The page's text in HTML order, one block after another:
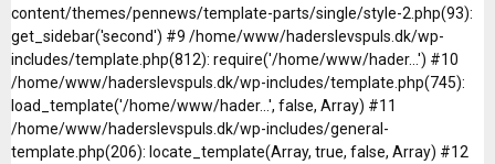
content/themes/pennews/template-parts/single/style-2.php(93):
get_sidebar('second') #9 /home/www/haderslevspuls.dk/wp-
includes/template.php(812): require('/home/www/hader...') #10
/home/www/haderslevspuls.dk/wp-includes/template.php(745):
load_template('/home/www/hader...', false, Array) #11
/home/www/haderslevspuls.dk/wp-includes/general-
template.php(206): locate_template(Array, true, false, Array) #12